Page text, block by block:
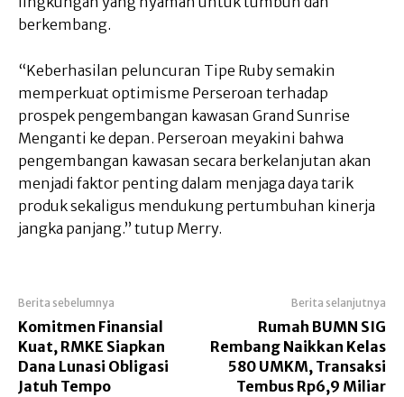
berkembang.
“Keberhasilan peluncuran Tipe Ruby semakin
memperkuat optimisme Perseroan terhadap
prospek pengembangan kawasan Grand Sunrise
Menganti ke depan. Perseroan meyakini bahwa
pengembangan kawasan secara berkelanjutan akan
menjadi faktor penting dalam menjaga daya tarik
produk sekaligus mendukung pertumbuhan kinerja
jangka panjang.” tutup Merry.
Berita sebelumnya
Komitmen Finansial
Kuat, RMKE Siapkan
Dana Lunasi Obligasi
Jatuh Tempo
Berita selanjutnya
Rumah BUMN SIG
Rembang Naikkan Kelas
580 UMKM, Transaksi
Tembus Rp6,9 Miliar